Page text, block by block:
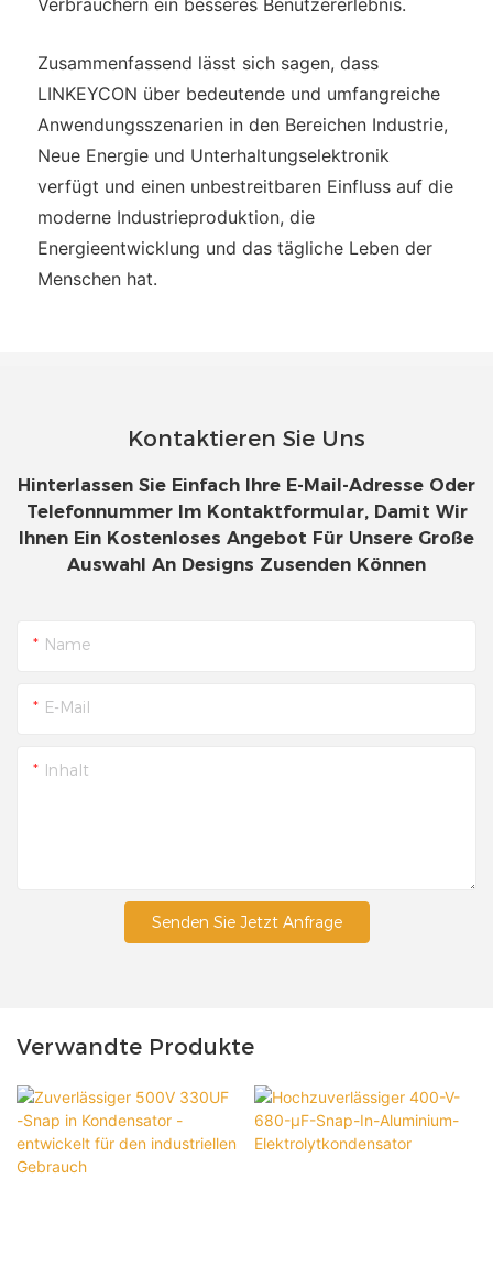
Verbrauchern ein besseres Benutzererlebnis.
Zusammenfassend lässt sich sagen, dass
LINKEYCON über bedeutende und umfangreiche
Anwendungsszenarien in den Bereichen Industrie,
Neue Energie und Unterhaltungselektronik
verfügt und einen unbestreitbaren Einfluss auf die
moderne Industrieproduktion, die
Energieentwicklung und das tägliche Leben der
Menschen hat.
Kontaktieren Sie Uns
Hinterlassen Sie Einfach Ihre E-Mail-Adresse Oder
Telefonnummer Im Kontaktformular, Damit Wir
Ihnen Ein Kostenloses Angebot Für Unsere Große
Auswahl An Designs Zusenden Können
Name
E-Mail
Inhalt
Senden Sie Jetzt Anfrage
Verwandte Produkte